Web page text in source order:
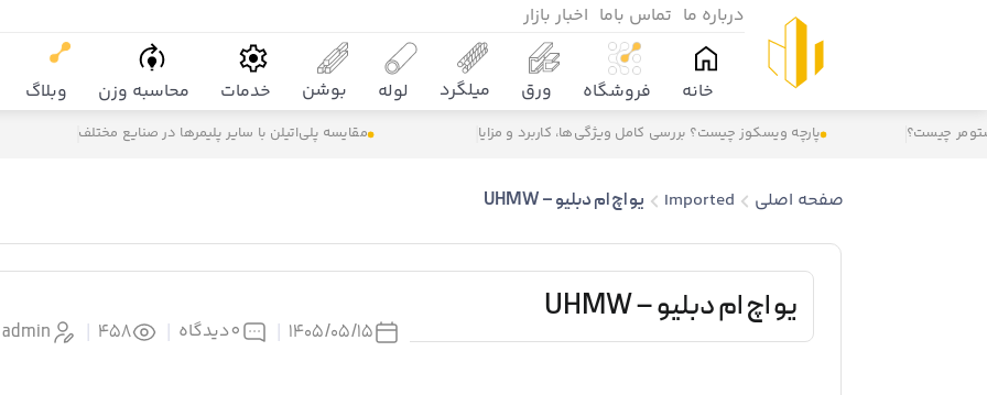
درباره ما تماس باما اخبار بازار
خانه فروشگاه ورق میلگرد لوله بوشن خدمات محاسبه وزن وبلاگ
چیست؟ پارچه ویسکوز چیست؟ بررسی کامل ویژگی‌ها، کاربرد و مزایا مقایسه پلی‌اتیلن با سایر پلیمرها در صنایع مختلف
صفحه اصلی Imported یو اچ ام دبلیو – UHMW
یو اچ ام دبلیو – UHMW
admin | 458 | دیدگاه0 | ۱۴۰۵/۰۵/۱۵